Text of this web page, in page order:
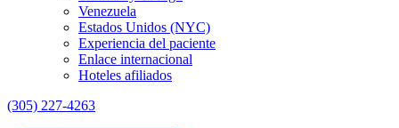
Venezuela
Estados Unidos (NYC)
Experiencia del paciente
Enlace internacional
Hoteles afiliados
(305) 227-4263